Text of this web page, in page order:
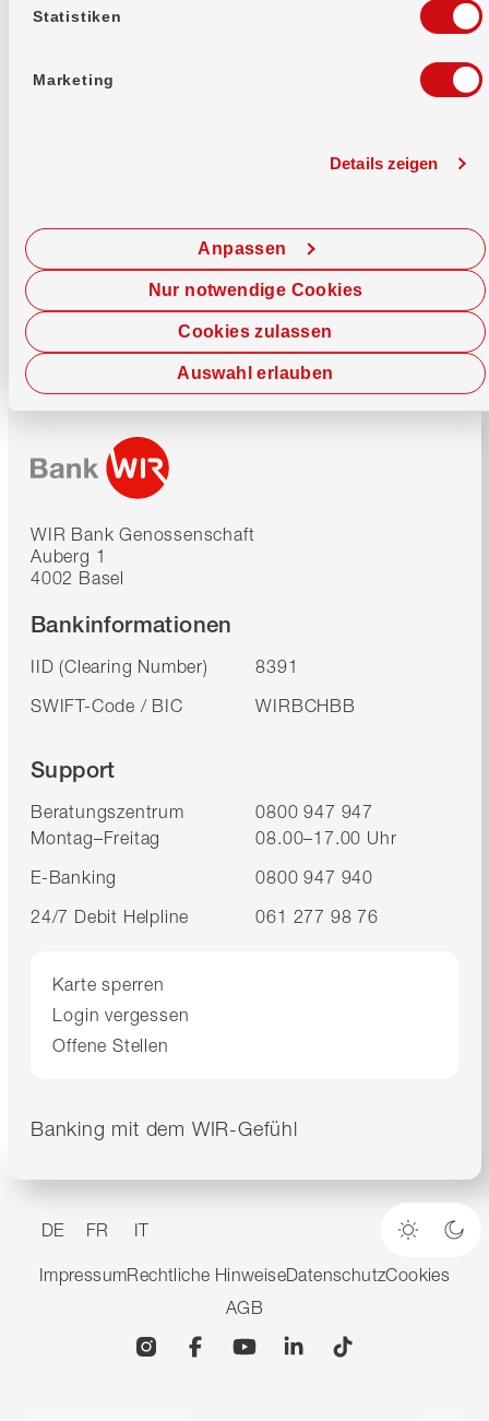
Statistiken
Marketing
Details zeigen
Cookies zulassen
Anpassen
Auswahl erlauben
Nur notwendige Cookies
Jetzt chatten
WIR Bank Genossenschaft
Auberg 1
4002 Basel
Bankinformationen
IID (Clearing Number)
8391
SWIFT-Code / BIC
WIRBCHBB
Support
Beratungszentrum
0800 947 947
Montag–Freitag
08.00–17.00 Uhr
E-Banking
0800 947 940
24/7 Debit Helpline
061 277 98 76
Karte sperren
Login vergessen
Offene Stellen
Banking mit dem WIR-Gefühl
DE FR IT
Heller
ImpressumRechtliche HinweiseDatenschutzCookies
AGB
InstagramFacebookYouTubeLinkedin